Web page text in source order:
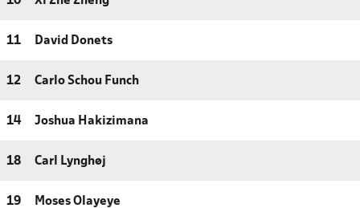
11 David Donets
12 Carlo Schou Funch
14 Joshua Hakizimana
18 Carl Lynghøj
19 Moses Olayeye